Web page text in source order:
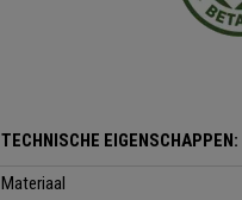
TECHNISCHE EIGENSCHAPPEN:
Materiaal